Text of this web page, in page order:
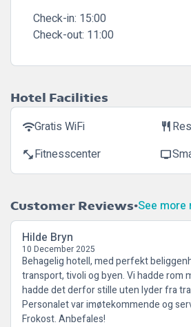
Check-in: 15:00
Check-out: 11:00
Hotel Facilities
wifiGratis WiFi restaurant
fitness_centerFitnesscenter tv
Customer Reviews See more
Hilde Bryn
10 December 2025
Behagelig hotell, med perfekt
transport, tivoli og byen. Vi hadde rom
hadde det derfor stille uten lyder fra
Personalet var imøtekommende og
Frokost. Anbefales!